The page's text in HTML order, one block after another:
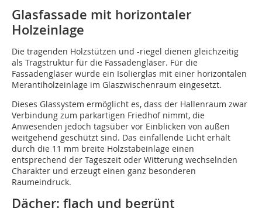
Glasfassade mit horizontaler
Holzeinlage
Die tragenden Holzstützen und -riegel dienen gleichzeitig
als Tragstruktur für die Fassadengläser. Für die
Fassadengläser wurde ein Isolierglas mit einer horizontalen
Merantiholzeinlage im Glaszwischenraum eingesetzt.
Dieses Glassystem ermöglicht es, dass der Hallenraum zwar
Verbindung zum parkartigen Friedhof nimmt, die
Anwesenden jedoch tagsüber vor Einblicken von außen
weitgehend geschützt sind. Das einfallende Licht erhält
durch die 11 mm breite Holzstabeinlage einen
entsprechend der Tageszeit oder Witterung wechselnden
Charakter und erzeugt einen ganz besonderen
Raumeindruck.
Dächer: flach und begrünt